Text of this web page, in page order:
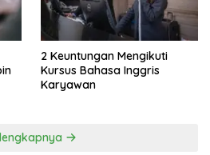
2 Keuntungan Mengikuti
Kursus Bahasa Inggris
Karyawan